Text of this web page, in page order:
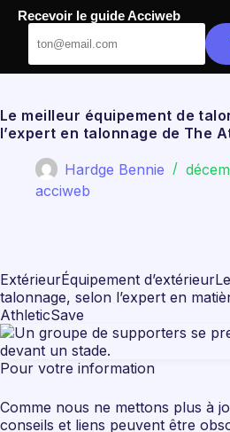
Passer
contenu
Le meilleur équipement de
l’expert en talonnage de The
Hardge Bennie
acciweb
ExtérieurÉquipement
talonnage, selon l’expert en
AthleticSave
Pour votre information
Comme nous ne mettons plus à
conseils et liens peuvent être
Recevoir le guide Acciweb